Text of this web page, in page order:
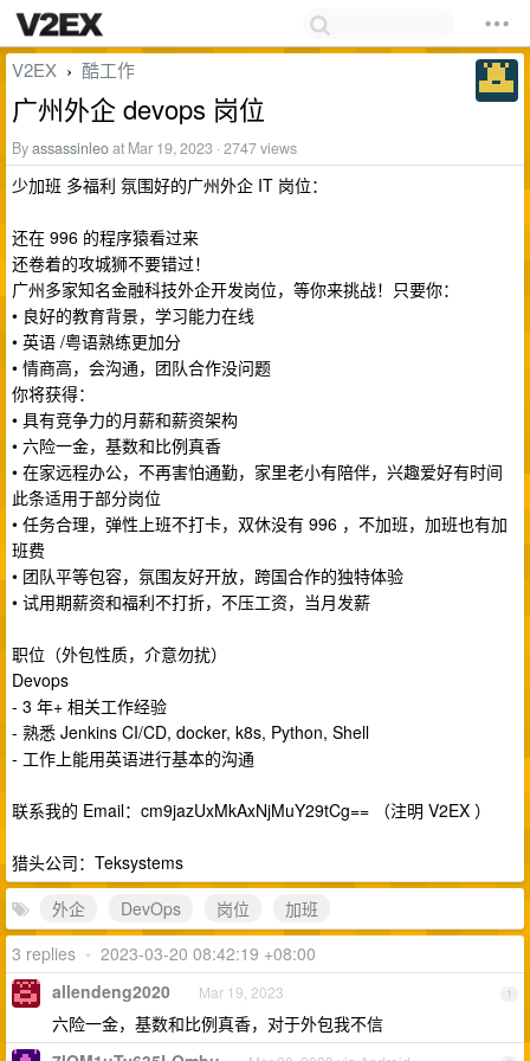
V2EX › 酷工作
广州外企 devops 岗位
Byassassinleoat Mar 19, 2023 · 2747 views
少加班 多福利 氛围好的广州外企 IT 岗位：
还在 996 的程序猿看过来
还卷着的攻城狮不要错过！
广州多家知名金融科技外企开发岗位，等你来挑战！只要你：
• 良好的教育背景，学习能力在线
• 英语 /粤语熟练更加分
• 情商高，会沟通，团队合作没问题
你将获得：
• 具有竞争力的月薪和薪资架构
• 六险一金，基数和比例真香
• 在家远程办公，不再害怕通勤，家里老小有陪伴，兴趣爱好有时间
此条适用于部分岗位
• 任务合理，弹性上班不打卡，双休没有 996 ，不加班，加班也有加
班费
• 团队平等包容，氛围友好开放，跨国合作的独特体验
• 试用期薪资和福利不打折，不压工资，当月发薪
职位（外包性质，介意勿扰）
Devops
- 3 年+ 相关工作经验
- 熟悉 Jenkins CI/CD, docker, k8s, Python, Shell
- 工作上能用英语进行基本的沟通
联系我的 Email：cm9jazUxMkAxNjMuY29tCg== （注明 V2EX ）
猎头公司：Teksystems
外企
DevOps 岗位
加班
3 replies • 2023-03-20 08:42:19 +08:00
1
allendeng2020 Mar 19, 2023
六险一金，基数和比例真香，对于外包我不信